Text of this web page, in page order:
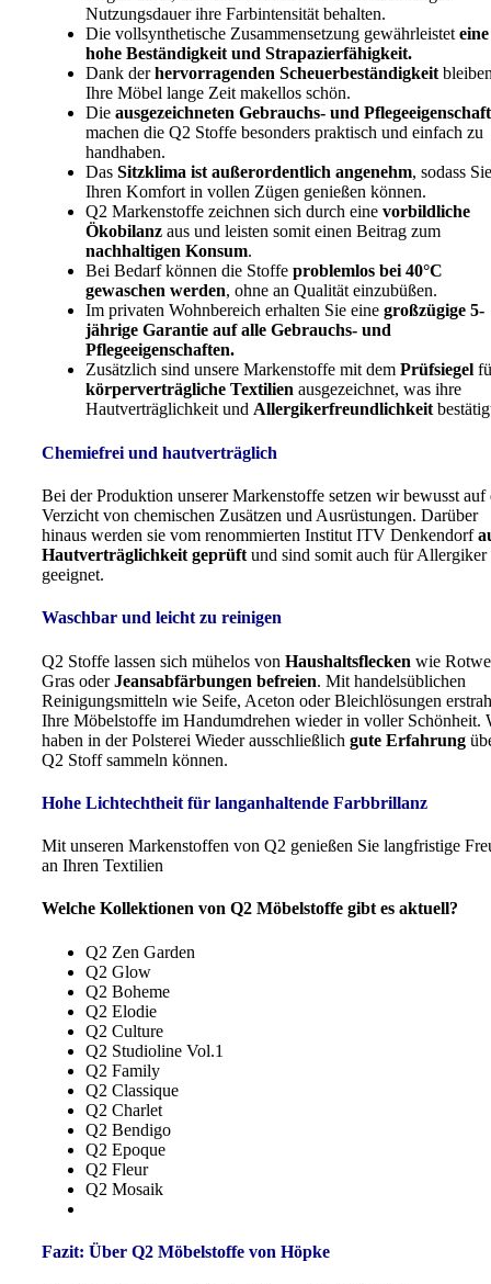
Nutzungsdauer ihre Farbintensität behalten.
Die vollsynthetische Zusammensetzung gewährleisteteine
hohe Beständigkeit und Strapazierfähigkeit.
Dank derhervorragenden Scheuerbeständigkeit
Ihre Möbel lange Zeit makellos schön.
Die ausgezeichneten Gebrauchs- und
machen die Q2 Stoffe besonders praktisch und einfach zu
handhaben.
Das Sitzklima ist außerordentlich angenehm, sodass Sie
Ihren Komfort in vollen Zügen genießen können.
Q2 Markenstoffe zeichnen sich durch eine vorbildliche
Ökobilanz aus und leisten somit einen Beitrag zum
nachhaltigen Konsum.
Bei Bedarf können die Stoffe problemlos bei 40°C
gewaschen werden, ohne an Qualität einzubüßen.
Im privaten Wohnbereich erhalten Sie eine großzügige 5-
jährige Garantie auf alle Gebrauchs- und
Pflegeeigenschaften.
Zusätzlich sind unsere Markenstoffe mit dem Prüfsiegel
körperverträgliche Textilien ausgezeichnet, was ihre
Hautverträglichkeit und Allergikerfreundlichkeit
Chemiefrei und hautverträglich
Bei der Produktion unserer Markenstoffe setzen wir bewusst auf
Verzicht von chemischen Zusätzen und Ausrüstungen. Darüber
hinaus werden sie vom renommierten Institut ITV Denkendorf
Hautverträglichkeit geprüft und sind somit auch für Allergiker
geeignet.
Waschbar und leicht zu reinigen
Q2 Stoffe lassen sich mühelos von Haushaltsflecken wie
Gras oderJeansabfärbungen befreien. Mit handelsüblichen
Reinigungsmitteln wie Seife, Aceton oder Bleichlösungen
Ihre Möbelstoffe im Handumdrehen wieder in voller Schönheit.
haben in der Polsterei Wieder ausschließlich gute Erfahrung
Q2 Stoff sammeln können.
Hohe Lichtechtheit für langanhaltende Farbbrillanz
Mit unseren Markenstoffen von Q2 genießen Sie langfristige
an Ihren Textilien
Welche Kollektionen von Q2 Möbelstoffe gibt es aktuell?
Q2 Zen Garden
Q2 Glow
Q2 Boheme
Q2 Elodie
Q2 Culture
Q2 Studioline Vol.1
Q2 Family
Q2 Classique
Q2 Charlet
Q2 Bendigo
Q2 Epoque
Q2 Fleur
Q2 Mosaik
Fazit: Über Q2 Möbelstoffe von Höpke